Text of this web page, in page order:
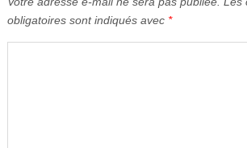
obligatoires sont indiqués avec *